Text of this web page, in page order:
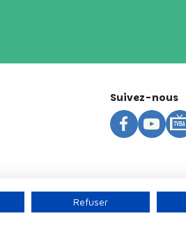
Suivez-nous
Refuser